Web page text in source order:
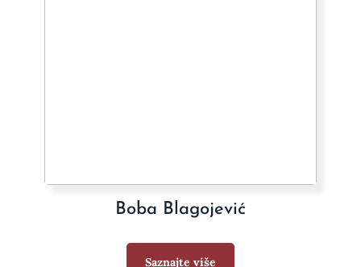
Boba Blagojević
Saznajte više